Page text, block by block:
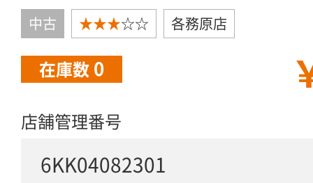
中古 ★★★☆☆ 各務原店
在庫数 0
店舗管理番号
6KK04082301